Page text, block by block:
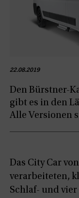
22.08.2019
Den Bürstner-
gibt es in den
Alle Versionen
Das City Car
verarbeiteten,
Schlaf- und